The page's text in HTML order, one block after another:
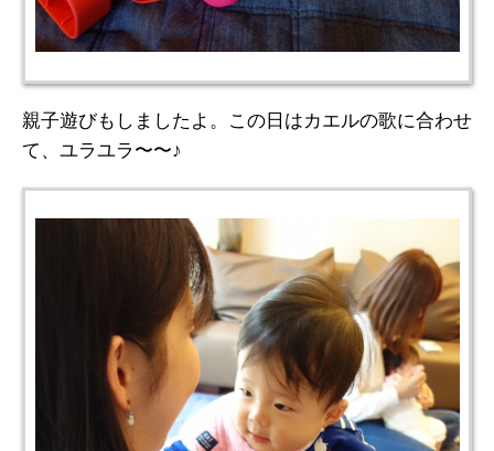
親子遊びもしましたよ。この日はカエルの歌に合わせ
て、ユラユラ〜〜♪